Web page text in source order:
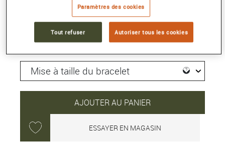
10 000 €
Délai moyen de livraison : 15 jour(s)
AJOUTER AU PANIER
ESSAYER EN MAGASIN
Paramètres des cookies
Tout refuser Autoriser tous les cookies